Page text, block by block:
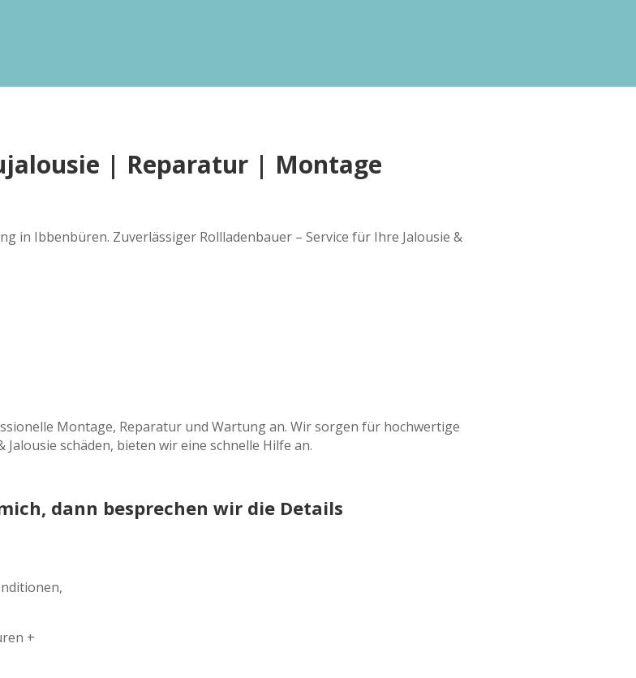
| Reparatur | Montage
in Ibbenbüren. Zuverlässiger Rollladenbauer – Service für Ihre Jalousie &
Montage, Reparatur und Wartung an. Wir sorgen für hochwertige
schäden, bieten wir eine schnelle Hilfe an.
dann besprechen wir die Details
+